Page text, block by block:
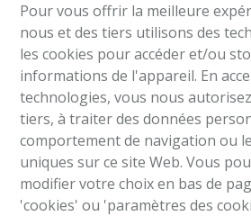
Pour vous offrir la meilleure
nous et des tiers utilisons des
les cookies pour accéder et/ou
informations de l'appareil. En
technologies, vous nous
tiers, à traiter des données
comportement de navigation ou
uniques sur ce site Web. Vous
modifier votre choix en bas de
'cookies' ou 'paramètres des
Appartement 3 ch non
péniches 52 - 1000 Bxl